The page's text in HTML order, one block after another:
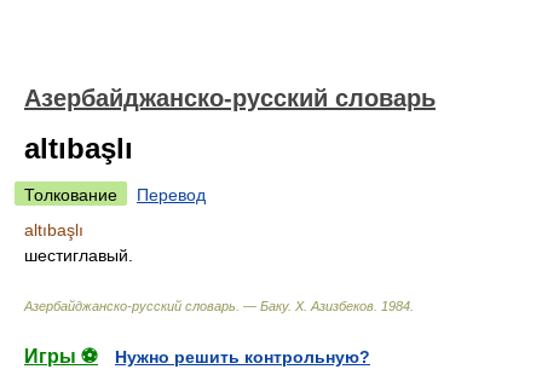
Азербайджанско-русский словарь
altıbaşlı
Толкование
Перевод
altıbaşlı
шестиглавый.
Азербайджанско-русский словарь. — Баку. Х. Азизбеков 1984
Игры ⚽
Нужно решить контрольную?